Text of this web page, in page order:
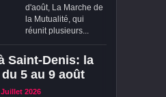
d'août, La Marche de
la Mutualité, qui
réunit plusieurs...
Saint-Denis: la
5 au 9 août
2026